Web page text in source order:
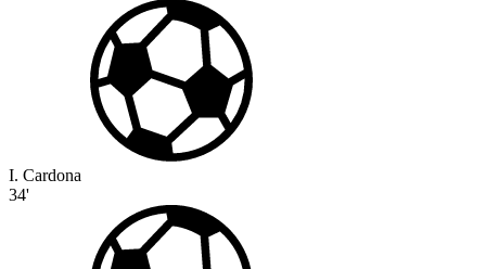
I. Cardona
34'